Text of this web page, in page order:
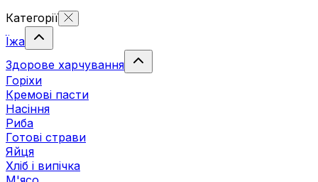
Категорії
Їжа
Здорове харчування
Горіхи
Кремові пасти
Насіння
Риба
Готові страви
Яйця
Хліб і випічка